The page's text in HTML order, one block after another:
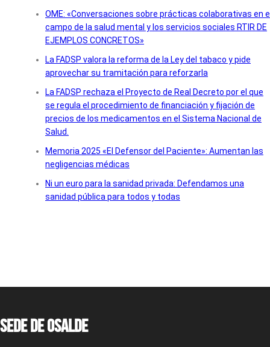
OME: «Conversaciones sobre prácticas colaborativas en
campo de la salud mental y los servicios sociales RTIR DE
EJEMPLOS CONCRETOS»
La FADSP valora la reforma de la Ley del tabaco y pide
aprovechar su tramitación para reforzarla
La FADSP rechaza el Proyecto de Real Decreto por el que
se regula el procedimiento de financiación y fijación de
precios de los medicamentos en el Sistema Nacional de
Salud.
Memoria 2025 «El Defensor del Paciente»: Aumentan las
negligencias médicas
Ni un euro para la sanidad privada: Defendamos una
sanidad pública para todos y todas
Sede de OSALDE